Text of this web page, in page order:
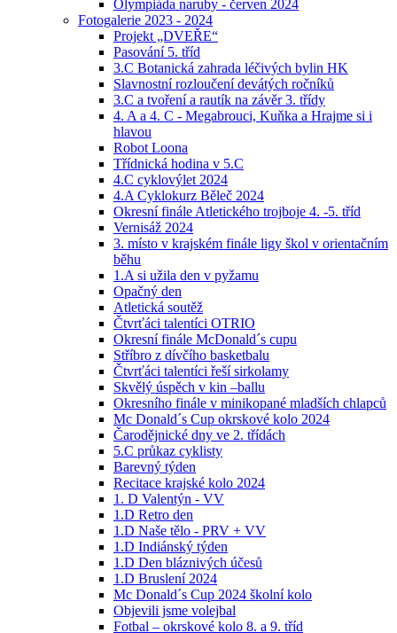
Olympiáda naruby - červen 2024
Fotogalerie 2023 - 2024
Projekt „DVEŘE“
Pasování 5. tříd
3.C Botanická zahrada léčivých bylin HK
Slavnostní rozloučení devátých ročníků
3.C a tvoření a rautík na závěr 3. třídy
4. A a 4. C - Megabrouci, Kuňka a Hrajme si i
hlavou
Robot Loona
Třídnická hodina v 5.C
4.C cyklovýlet 2024
4.A Cyklokurz Běleč 2024
Okresní finále Atletického trojboje 4. -5. tříd
Vernisáž 2024
3. místo v krajském finále ligy škol v orientačním
běhu
1.A si užila den v pyžamu
Opačný den
Atletická soutěž
Čtvrťáci talentíci OTRIO
Okresní finále McDonald´s cupu
Stříbro z dívčího basketbalu
Čtvrťáci talentíci řeší sirkolamy
Skvělý úspěch v kin –ballu
Okresního finále v minikopané mladších chlapců
Mc Donald´s Cup okrskové kolo 2024
Čarodějnické dny ve 2. třídách
5.C průkaz cyklisty
Barevný týden
Recitace krajské kolo 2024
1. D Valentýn - VV
1.D Retro den
1.D Naše tělo - PRV + VV
1.D Indiánský týden
1.D Den bláznivých účesů
1.D Bruslení 2024
Mc Donald´s Cup 2024 školní kolo
Objevili jsme volejbal
Fotbal – okrskové kolo 8. a 9. tříd